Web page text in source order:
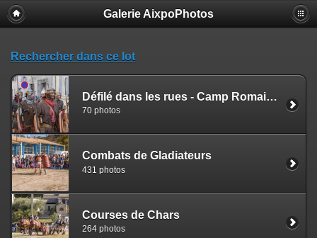
Galerie AixpoPhotos
Rechercher dans ce lot
Défilé dans les rues - Camp Romains et expo
70 photos
Combats de Gladiateurs
431 photos
Courses de Chars
264 photos